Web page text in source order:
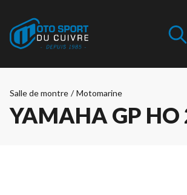
Salle de montre / Motomarine
YAMAHA GP HO